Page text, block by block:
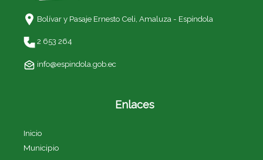
Bolívar y Pasaje Ernesto Celi, Amaluza - Espíndola
2 653 264
info@espindola.gob.ec
Enlaces
Inicio
Municipio